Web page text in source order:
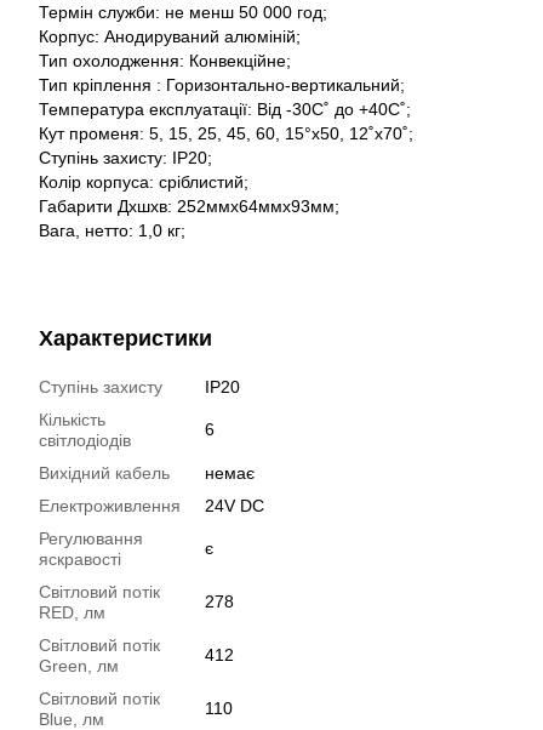
Термін служби: не менш 50 000 год;
Корпус: Анодируваний алюміній;
Тип охолодження: Конвекційне;
Тип кріплення : Горизонтально-вертикальний;
Температура експлуатації: Від -30С˚ до +40С˚;
Кут променя: 5, 15, 25, 45, 60, 15°x50, 12˚x70˚;
Ступінь захисту: IP20;
Колір корпуса: сріблистий;
Габарити Дхшхв: 252ммх64ммх93мм;
Вага, нетто: 1,0 кг;
Характеристики
Ступінь захисту
IP20
Кількість
світлодіодів
6
Вихідний кабель
немає
Електроживлення
24V DC
Регулювання
яскравості
є
Світловий потік
RED, лм
278
Світловий потік
Green, лм
412
Світловий потік
Blue, лм
110